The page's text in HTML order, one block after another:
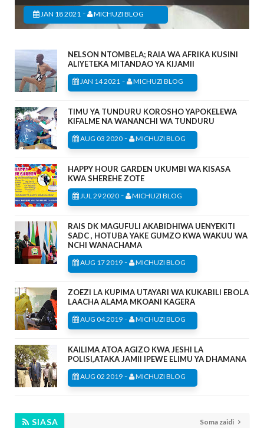
JAN 18 2021 - MICHUZI BLOG
NELSON NTOMBELA; RAIA WA AFRIKA KUSINI
ALIYETEKA MITANDAO YA KIJAMII
JAN 14 2021 - MICHUZI BLOG
TIMU YA TUNDURU KOROSHO YAPOKELEWA
KIFALME NA WANANCHI WA TUNDURU
AUG 03 2020 - MICHUZI BLOG
HAPPY HOUR GARDEN UKUMBI WA KISASA
KWA SHEREHE ZOTE
JUL 29 2020 - MICHUZI BLOG
RAIS DK MAGUFULI AKABIDHIWA UENYEKITI
SADC , HOTUBA YAKE GUMZO KWA WAKUU WA
NCHI WANACHAMA
AUG 17 2019 - MICHUZI BLOG
ZOEZI LA KUPIMA UTAYARI WA KUKABILI EBOLA
LAACHA ALAMA MKOANI KAGERA
AUG 04 2019 - MICHUZI BLOG
KAILIMA ATOA AGIZO KWA JESHI LA
POLISI,ATAKA JAMII IPEWE ELIMU YA DHAMANA
AUG 02 2019 - MICHUZI BLOG
SIASA Soma zaidi